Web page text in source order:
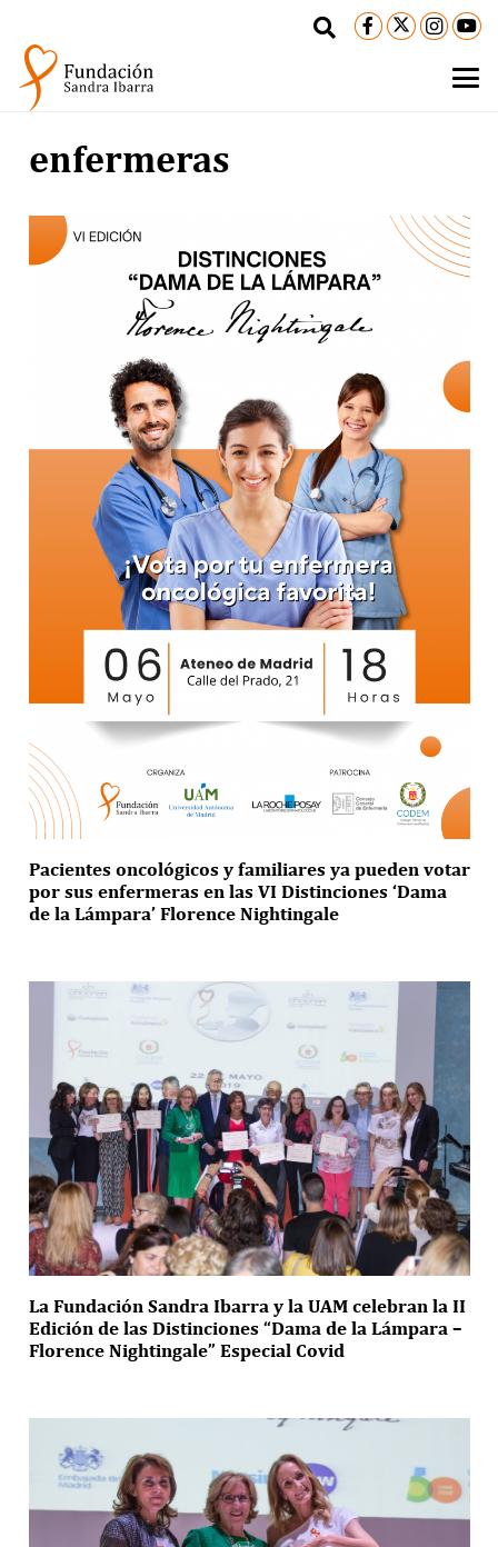
enfermeras
Pacientes oncológicos y familiares ya pueden votar
por sus enfermeras en las VI Distinciones ‘Dama
de la Lámpara’ Florence Nightingale
La Fundación Sandra Ibarra y la UAM celebran la II
Edición de las Distinciones “Dama de la Lámpara –
Florence Nightingale” Especial Covid